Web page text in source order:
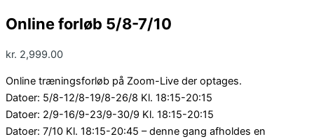
Online forløb 5/8-7/10
kr. 2,999.00
Online træningsforløb på Zoom-Live der optages.
Datoer: 5/8-12/8-19/8-26/8 Kl. 18:15-20:15
Datoer: 2/9-16/9-23/9-30/9 Kl. 18:15-20:15
Datoer: 7/10 Kl. 18:15-20:45 – denne gang afholdes en